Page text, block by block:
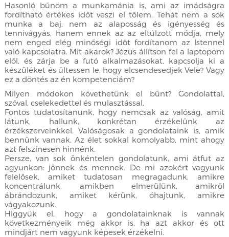
Hasonló bűnöm a munkamánia is, ami az imádságra
fordítható értékes időt veszi el tőlem. Tehát nem a sok
munka a baj, nem az alaposság és igényesség és
tennivágyás, hanem ennek az az eltúlzott módja, mely
nem enged elég minőségi időt fordítanom az Istennel
való kapcsolatra. Mit akarok? Jézus állítson fel a laptopom
elől, és zárja be a futó alkalmazásokat, kapcsolja ki a
készüléket és ültessen le, hogy elcsendesedjek Vele? Vagy
ez a döntés az én kompetenciám?
Milyen módokon követhetünk el bűnt? Gondolattal,
szóval, cselekedettel és mulasztással.
Fontos tudatosítanunk, hogy nemcsak az valóság, amit
látunk, hallunk, konkrétan érzékelünk az
érzékszerveinkkel. Valóságosak a gondolataink is, amik
bennünk vannak. Az élet sokkal komolyabb, mint ahogy
azt felszínesen hinnénk.
Persze, van sok önkéntelen gondolatunk, ami átfut az
agyunkon: jönnek és mennek. De mi azokért vagyunk
felelősek, amiket tudatosan megragadunk, amikre
koncentrálunk, amikben elmerülünk, amikről
ábrándozunk, amiket kérünk, óhajtunk, amikre
vágyakozunk.
Higgyük el, hogy a gondolatainknak is vannak
következményeik még akkor is, ha azt akkor és ott
mindjárt nem vagyunk képesek érzékelni.